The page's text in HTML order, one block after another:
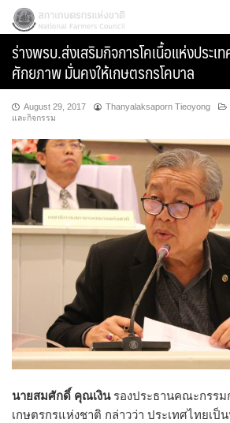
Skip
content
สภาเกษตรกรแห่งชาติ
ร่างพรบ.ส่งเสริมกิจการโคเนื้อแห่งประเ
ศักยภาพ มั่นคงให้เกษตรกรโคบาล
August 29, 2017 Thanyalaksaporn Tieoyong
และกิจกรรม
นายสมศักดิ์ คุณเงิน รองประธานคณะกรร
เกษตรกรแห่งชาติ กล่าวว่า ประเทศไทยเป็